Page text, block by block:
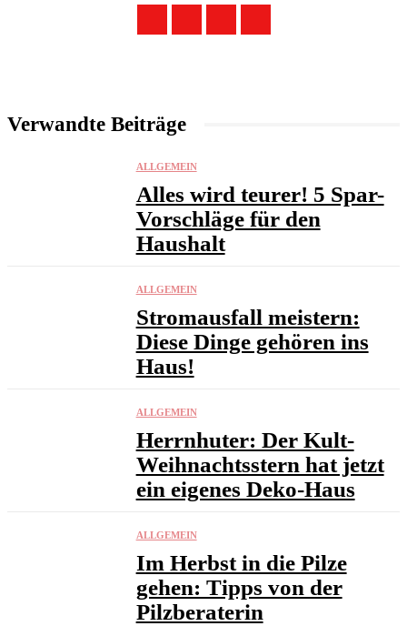
Verwandte Beiträge
ALLGEMEIN
Alles wird teurer! 5 Spar-
Vorschläge für den
Haushalt
ALLGEMEIN
Stromausfall meistern:
Diese Dinge gehören ins
Haus!
ALLGEMEIN
Herrnhuter: Der Kult-
Weihnachtsstern hat jetzt
ein eigenes Deko-Haus
ALLGEMEIN
Im Herbst in die Pilze
gehen: Tipps von der
Pilzberaterin